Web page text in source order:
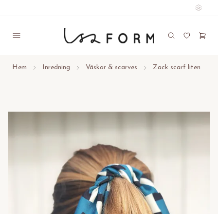
Hem Inredning Väskor & scarves Zack scarf liten